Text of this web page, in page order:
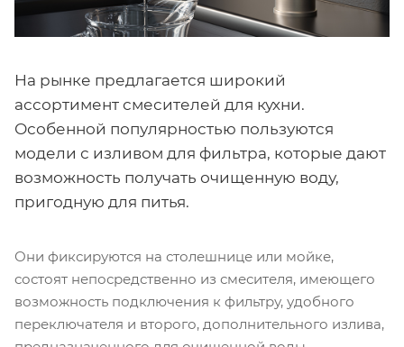
На рынке предлагается широкий
ассортимент смесителей для кухни.
Особенной популярностью пользуются
модели с изливом для фильтра, которые дают
возможность получать очищенную воду,
пригодную для питья.
Они фиксируются на столешнице или мойке,
состоят непосредственно из смесителя, имеющего
возможность подключения к фильтру, удобного
переключателя и второго, дополнительного излива,